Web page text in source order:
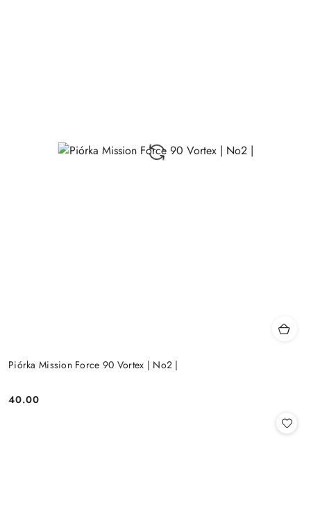
Piórka Mission Force 90 Vortex | No2 |
Cena:
40.00